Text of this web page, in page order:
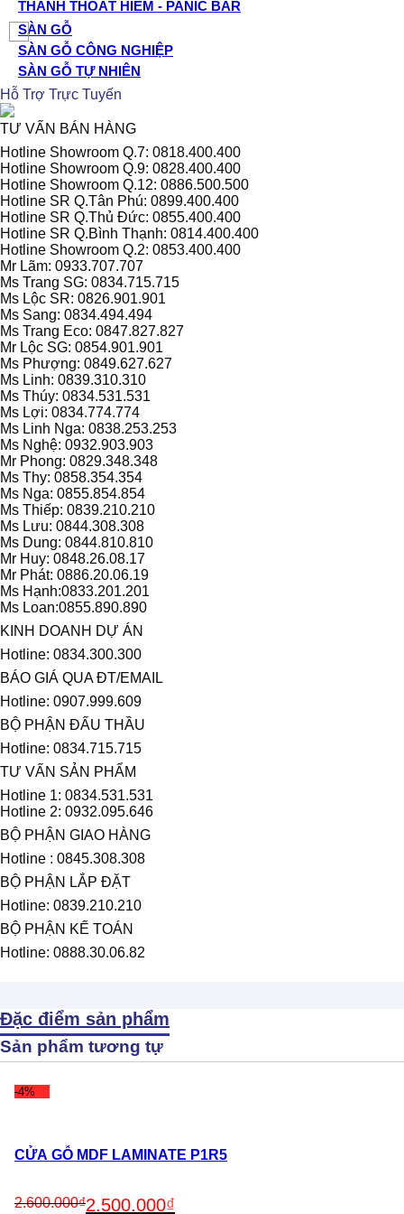
THANH THOÁT HIỂM - PANIC BAR
SÀN GỖ
SÀN GỖ CÔNG NGHIỆP
SÀN GỖ TỰ NHIÊN
Hỗ Trợ Trực Tuyến
TƯ VẤN BÁN HÀNG
Hotline Showroom Q.7: 0818.400.400
Hotline Showroom Q.9: 0828.400.400
Hotline Showroom Q.12: 0886.500.500
Hotline SR Q.Tân Phú: 0899.400.400
Hotline SR Q.Thủ Đức: 0855.400.400
Hotline SR Q.Bình Thạnh: 0814.400.400
Hotline Showroom Q.2: 0853.400.400
Mr Lãm: 0933.707.707
Ms Trang SG: 0834.715.715
Ms Lộc SR: 0826.901.901
Ms Sang: 0834.494.494
Ms Trang Eco: 0847.827.827
Mr Lộc SG: 0854.901.901
Ms Phượng: 0849.627.627
Ms Linh: 0839.310.310
Ms Thúy: 0834.531.531
Ms Lợi: 0834.774.774
Ms Linh Nga: 0838.253.253
Ms Nghệ: 0932.903.903
Mr Phong: 0829.348.348
Ms Thy: 0858.354.354
Ms Nga: 0855.854.854
Ms Thiếp: 0839.210.210
Ms Lưu: 0844.308.308
Ms Dung: 0844.810.810
Mr Huy: 0848.26.08.17
Mr Phát: 0886.20.06.19
Ms Hạnh:0833.201.201
Ms Loan:0855.890.890
KINH DOANH DỰ ÁN
Hotline: 0834.300.300
BÁO GIÁ QUA ĐT/EMAIL
Hotline: 0907.999.609
BỘ PHẬN ĐẤU THẦU
Hotline: 0834.715.715
TƯ VẤN SẢN PHẨM
Hotline 1: 0834.531.531
Hotline 2: 0932.095.646
BỘ PHẬN GIAO HÀNG
Hotline : 0845.308.308
BỘ PHẬN LẮP ĐẶT
Hotline: 0839.210.210
BỘ PHẬN KẾ TOÁN
Hotline: 0888.30.06.82
Đặc điểm sản phẩm
Sản phẩm tương tự
-4%
CỬA GỖ MDF LAMINATE P1R5
2.600.000₫2.500.000₫